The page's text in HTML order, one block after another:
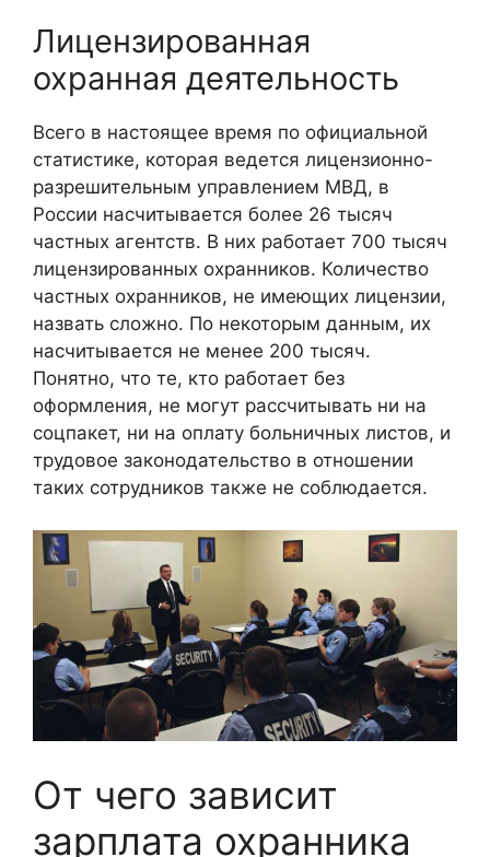
Лицензированная
охранная деятельность
Всего в настоящее время по официальной
статистике, которая ведется лицензионно-
разрешительным управлением МВД, в
России насчитывается более 26 тысяч
частных агентств. В них работает 700 тысяч
лицензированных охранников. Количество
частных охранников, не имеющих лицензии,
назвать сложно. По некоторым данным, их
насчитывается не менее 200 тысяч.
Понятно, что те, кто работает без
оформления, не могут рассчитывать ни на
соцпакет, ни на оплату больничных листов, и
трудовое законодательство в отношении
таких сотрудников также не соблюдается.
От чего зависит
зарплата охранника